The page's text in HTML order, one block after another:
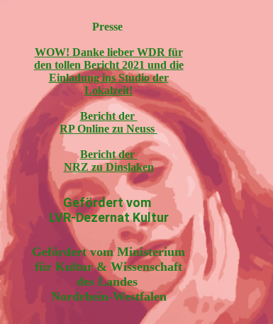
Presse
WOW! Danke lieber WDR für
den tollen Bericht 2021 und die
Einladung ins Studio der
Lokalzeit!
Bericht der
RP Online zu Neuss
Bericht der
NRZ zu Dinslaken
Gefördert vom
LVR-Dezernat Kultur
Gefördert vom Ministerium
für Kultur & Wissenschaft
des Landes
Nordrhein-Westfalen